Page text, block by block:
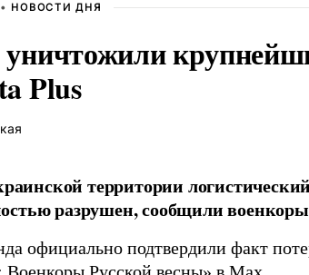
НОВОСТИ ДНЯ
Plus
территории
разрушен, сообщили
официально подтвердили факт